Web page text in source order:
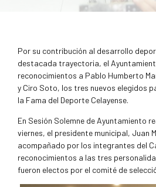
Por su contribución al desarrollo
destacada trayectoria, el
reconocimientos a Pablo Humberto
y Ciro Soto, los tres nuevos elegidos
la Fama del Deporte Celayense.
En Sesión Solemne de Ayuntamiento
viernes, el presidente municipal, Juan
acompañado por los integrantes del
reconocimientos a las tres
fueron electos por el comité de